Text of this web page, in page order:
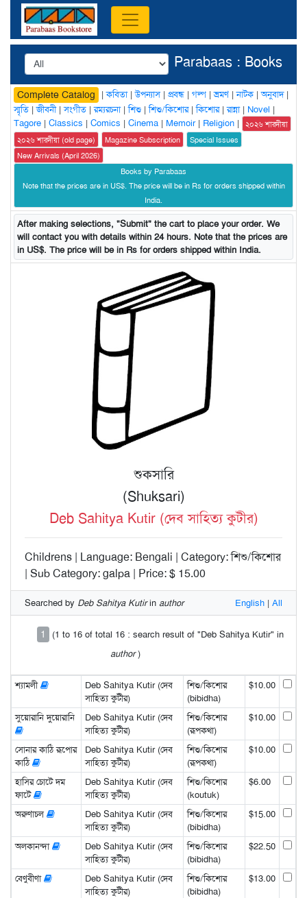
Parabaas : Books
Complete Catalog |কবিতা|উপন্যাস| প্রবন্ধ | গল্প |ভ্রমণ|নাটক |অনুবাদ|
স্মৃতি |জীবনী|সংগীত |রম্যরচনা|শিশু |শিশু/কিশোর|কিশোর|রান্না| Novel |
Tagore | Classics | Comics | Cinema | Memoir| Religion |
২০২৬ শারদীয়া
২০২৬ শারদীয়া (old page)
Magazine Subscription
Special Issues
New Arrivals (April 2026)
Books by Parabaas
Note that the prices are in US$. The price will be in Rs for orders shipped within
India.
After making selections, "Submit" the cart to place your order. We
will contact you with details within 24 hours. Note that the prices are
in US$. The price will be in Rs for orders shipped within India.
শুকসারি
(Shuksari)
Deb Sahitya Kutir (দেব সাহিত্য কুটীর)
Childrens | Language: Bengali | Category: শিশু/কিশোর
| Sub Category: galpa | Price: $ 15.00
Searched by Deb Sahitya Kutirin author English | All
1
(1 to 16 of total 16 : search result of "Deb Sahitya Kutir" in
author)
শ্যামলী
Deb Sahitya Kutir (দেব
সাহিত্য কুটীর)
শিশু/কিশোর
(bibidha)
$10.00
সুয়োরানি দুয়োরানি
Deb Sahitya Kutir (দেব
সাহিত্য কুটীর)
শিশু/কিশোর
(রূপকথা)
$10.00
সোনার কাঠি রূপোর
কাঠি
Deb Sahitya Kutir (দেব
সাহিত্য কুটীর)
শিশু/কিশোর
(রূপকথা)
$10.00
হাসির চোটে দম
ফাটে
Deb Sahitya Kutir (দেব
সাহিত্য কুটীর)
শিশু/কিশোর
(koutuk)
$6.00
অরুণাচল
Deb Sahitya Kutir (দেব
সাহিত্য কুটীর)
শিশু/কিশোর
(bibidha)
$15.00
অলকানন্দা
Deb Sahitya Kutir (দেব
সাহিত্য কুটীর)
শিশু/কিশোর
(bibidha)
$22.50
বেণুবীণা
Deb Sahitya Kutir (দেব
সাহিত্য কুটীর)
শিশু/কিশোর
(bibidha)
$13.00